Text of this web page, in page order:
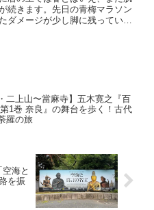
曼荼羅寺：約3.5km* 72番 曼荼羅
番 出釈迦寺：約0.5km* 73番 出
〜 74番 甲山寺：約2.2km* 74番
続きます。先日の青梅マラソン
ダメージが少し脚に残っていま
おうという、まさに春のいいと
ースです。のんびりと絶景を探
歩いてきました。【ルート地
累積標高（登り）：439m累
（下り）：452m【山行記】上大井
二上山〜當麻寺】五木寛之『百
1巻 奈良』の舞台を歩く！古代
羅の旅
海と
を振